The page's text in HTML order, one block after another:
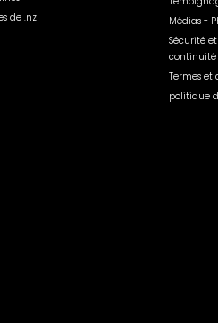
de .nz
Médias -
Sécurité
continuité
Termes et
politique